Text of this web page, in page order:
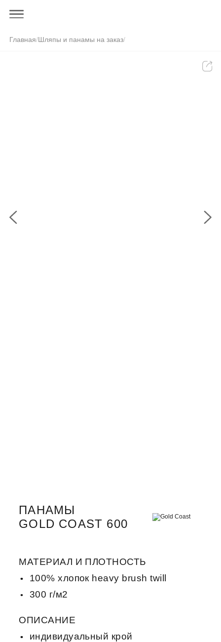
Главная/Шляпы и панамы на заказ/
ПАНАМЫ
GOLD COAST 600
МАТЕРИАЛ И ПЛОТНОСТЬ
100% хлопок heavy brush twill
300 г/м2
ОПИСАНИЕ
индивидуальный крой